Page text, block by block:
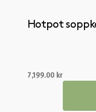
Hotpot
7,199.00 kr